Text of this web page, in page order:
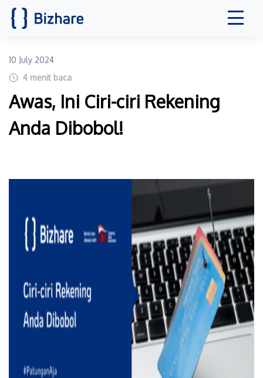
10 July 2024
4 menit baca
Awas, Ini Ciri-ciri Rekening
Anda Dibobol!